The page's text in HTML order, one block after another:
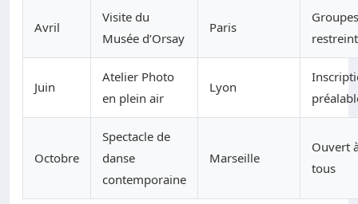
Avril
Visite du
Musée d’Orsay
Paris
Groupes
Juin
Atelier Photo
en plein air
Lyon
Octobre
Spectacle de
danse
contemporaine
Marseille
Ouvert
tous